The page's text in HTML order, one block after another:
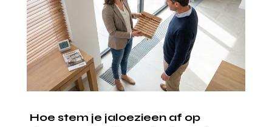
Hoe stem je jaloezieen af op